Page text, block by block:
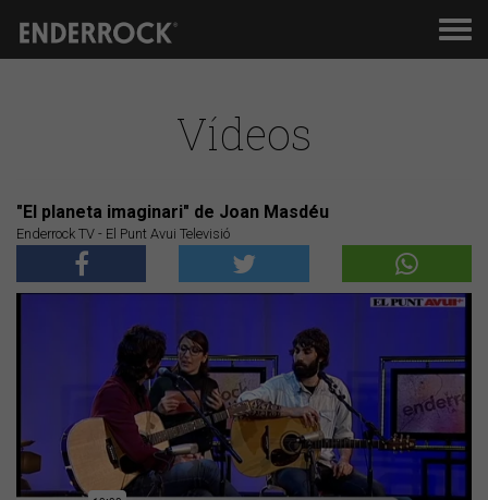
Vídeos
"El planeta imaginari" de Joan Masdéu
Enderrock TV - El Punt Avui Televisió